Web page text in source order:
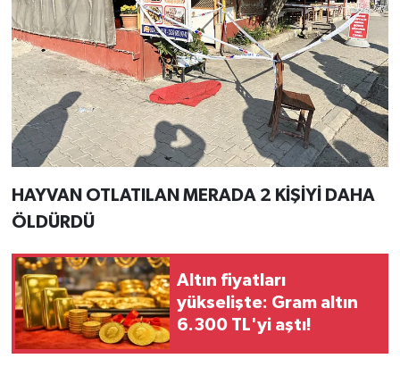
HAYVAN OTLATILAN MERADA 2 KİŞİYİ DAHA
ÖLDÜRDÜ
Altın fiyatları
yükselişte: Gram altın
6.300 TL'yi aştı!